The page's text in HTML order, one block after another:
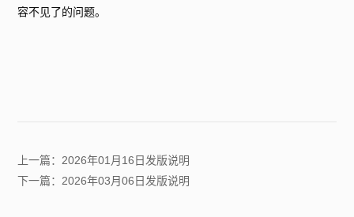
容不见了的问题。
上一篇：2026年01月16日发版说明
下一篇：2026年03月06日发版说明